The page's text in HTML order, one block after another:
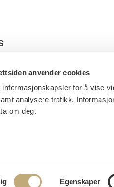
anvender cookies
informasjonskapsler for å vise
analysere trafikk.
om deg.
Egenskaper